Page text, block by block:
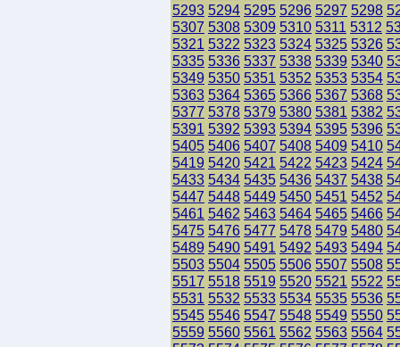
5293 5294 5295 5296 5297 5298
5307 5308 5309 5310 5311 5312
5321 5322 5323 5324 5325 5326
5335 5336 5337 5338 5339 5340
5349 5350 5351 5352 5353 5354
5363 5364 5365 5366 5367 5368
5377 5378 5379 5380 5381 5382
5391 5392 5393 5394 5395 5396
5405 5406 5407 5408 5409 5410
5419 5420 5421 5422 5423 5424
5433 5434 5435 5436 5437 5438
5447 5448 5449 5450 5451 5452
5461 5462 5463 5464 5465 5466
5475 5476 5477 5478 5479 5480
5489 5490 5491 5492 5493 5494
5503 5504 5505 5506 5507 5508
5517 5518 5519 5520 5521 5522
5531 5532 5533 5534 5535 5536
5545 5546 5547 5548 5549 5550
5559 5560 5561 5562 5563 5564